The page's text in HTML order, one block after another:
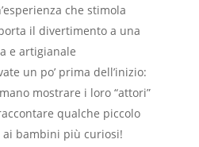
che stimola
il divertimento a una
e artigianale
un po’ prima dell’inizio:
mostrare i loro “attori”
qualche piccolo
bambini più curiosi!